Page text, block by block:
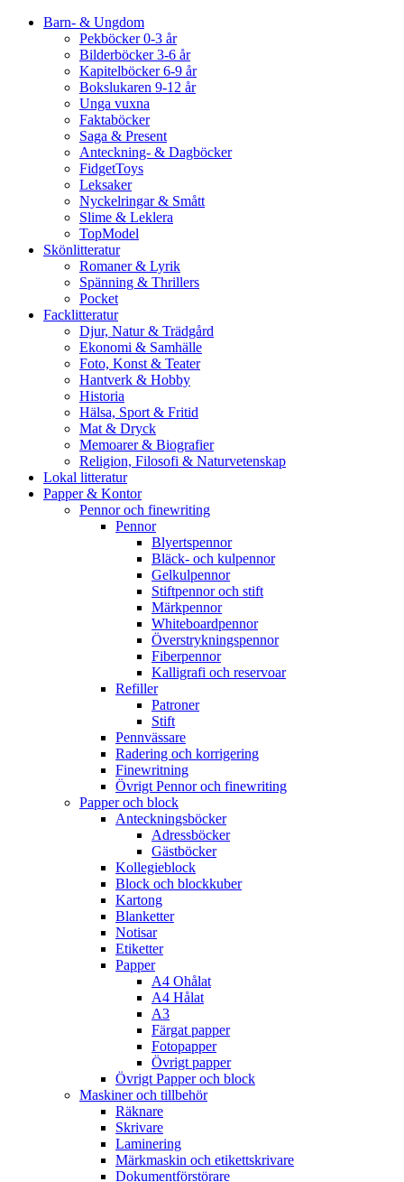
Barn- & Ungdom
Pekböcker 0-3 år
Bilderböcker 3-6 år
Kapitelböcker 6-9 år
Bokslukaren 9-12 år
Unga vuxna
Faktaböcker
Saga & Present
Anteckning- & Dagböcker
FidgetToys
Leksaker
Nyckelringar & Smått
Slime & Leklera
TopModel
Skönlitteratur
Romaner & Lyrik
Spänning & Thrillers
Pocket
Facklitteratur
Djur, Natur & Trädgård
Ekonomi & Samhälle
Foto, Konst & Teater
Hantverk & Hobby
Historia
Hälsa, Sport & Fritid
Mat & Dryck
Memoarer & Biografier
Religion, Filosofi & Naturvetenskap
Lokal litteratur
Papper & Kontor
Pennor och finewriting
Pennor
Blyertspennor
Bläck- och kulpennor
Gelkulpennor
Stiftpennor och stift
Märkpennor
Whiteboardpennor
Överstrykningspennor
Fiberpennor
Kalligrafi och reservoar
Refiller
Patroner
Stift
Pennvässare
Radering och korrigering
Finewritning
Övrigt Pennor och finewriting
Papper och block
Anteckningsböcker
Adressböcker
Gästböcker
Kollegieblock
Block och blockkuber
Kartong
Blanketter
Notisar
Etiketter
Papper
A4 Ohålat
A4 Hålat
A3
Färgat papper
Fotopapper
Övrigt papper
Övrigt Papper och block
Maskiner och tillbehör
Räknare
Skrivare
Laminering
Märkmaskin och etikettskrivare
Dokumentförstörare